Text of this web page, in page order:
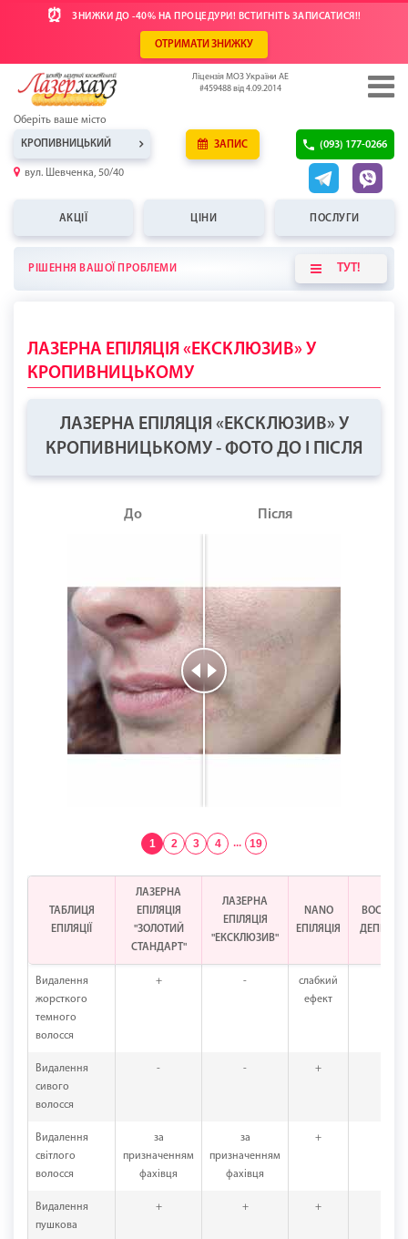
⏰ ЗНИЖКИ ДО -40% НА ПРОЦЕДУРИ! ВСТИГНІТЬ ЗАПИСАТИСЯ!!
ОТРИМАТИ ЗНИЖКУ
Ліцензія МОЗ України АЕ
#459488 від 4.09.2014
Оберіть ваше місто
КРОПИВНИЦЬКИЙ
вул. Шевченка, 50/40
ЗАПИС (093) 177-0266
АКЦІЇ ЦІНИ ПОСЛУГИ
РІШЕННЯ ВАШОЇ ПРОБЛЕМИ ТУТ!
ЛАЗЕРНА ЕПІЛЯЦІЯ «ЕКСКЛЮЗИВ» У
КРОПИВНИЦЬКОМУ
ЛАЗЕРНА ЕПІЛЯЦІЯ «ЕКСКЛЮЗИВ» У
КРОПИВНИЦЬКОМУ - ФОТО ДО І ПІСЛЯ
До Після
1 2 3 4 ... 19
Видалення
жорсткого
темного
волосся
+ -
слабкий
ефект
Видалення
сивого
волосся
- - +
Видалення
світлого
волосся
за
призначенням
фахівця
за
призначенням
фахівця
+
Видалення
пушкова
+ + +
ТАБЛИЦЯ
ЕПІЛЯЦІЇ
ЛАЗЕРНА
ЕПІЛЯЦІЯ
"ЗОЛОТИЙ
СТАНДАРТ"
ЛАЗЕРНА
ЕПІЛЯЦІЯ
"ЕКСКЛЮЗИВ"
NANO
ЕПІЛЯЦІЯ
ВОСКОВА